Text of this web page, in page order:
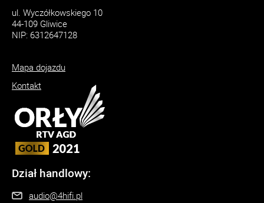
ul. Wyczółkowskiego 10
44-109 Gliwice
NIP: 6312647128
Mapa dojazdu
Kontakt
Dział handlowy:
audio@4hifi.pl